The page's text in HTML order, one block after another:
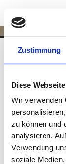
Zustimmung
Diese
Wir verwenden
zu können und
analysieren.
Verwendung
soziale